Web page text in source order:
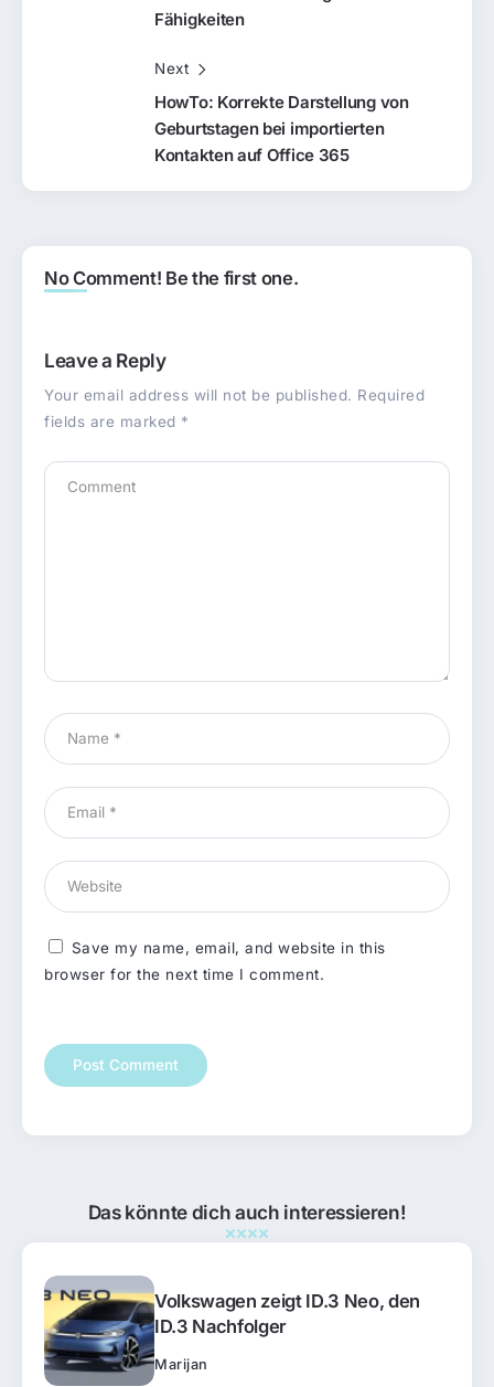
Fähigkeiten
Next
HowTo: Korrekte Darstellung von
Geburtstagen bei importierten
Kontakten auf Office 365
No Comment! Be the first one.
Leave a Reply
Your email address will not be published. Required
fields are marked *
Save my name, email, and website in this
browser for the next time I comment.
Das könnte dich auch interessieren!
Volkswagen zeigt ID.3 Neo, den
ID.3 Nachfolger
Marijan